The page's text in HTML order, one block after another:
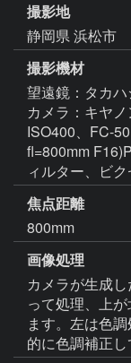
撮影地
静岡県 浜松市
撮影機材
望遠鏡：タカハ
カメラ：キヤノ
ISO400、FC-
fl=800mm
ィルター、ビ
焦点距離
800mm
画像処理
カメラが生成
って処理、上
ます。左は色
的に色調補正し